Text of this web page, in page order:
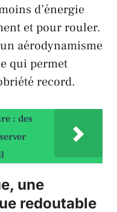
d’énergie
et pour rouler.
aérodynamisme
qui permet
record.
: des
une
redoutable